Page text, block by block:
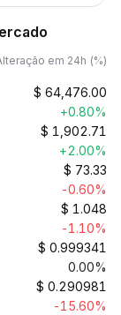
em 24h (%)
$ 64,476.00
+0.80%
$ 1,902.71
+2.00%
$ 73.33
-0.60%
$ 1.048
-1.10%
$ 0.999341
0.00%
$ 0.290981
-15.60%